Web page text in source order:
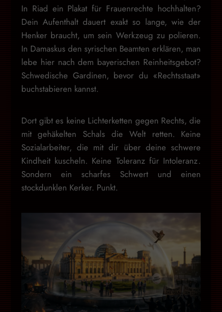
In Riad ein Plakat für Frauenrechte hochhalten?
Dein Aufenthalt dauert exakt so lange, wie der
Henker braucht, um sein Werkzeug zu polieren.
In Damaskus den syrischen Beamten erklären, man
lebe hier nach dem bayerischen Reinheitsgebot?
Schwedische Gardinen, bevor du «Rechtsstaat»
buchstabieren kannst.
Dort gibt es keine Lichterketten gegen Rechts, die
mit gehäkelten Schals die Welt retten. Keine
Sozialarbeiter, die mit dir über deine schwere
Kindheit kuscheln. Keine Toleranz für Intoleranz.
Sondern ein scharfes Schwert und einen
stockdunklen Kerker. Punkt.